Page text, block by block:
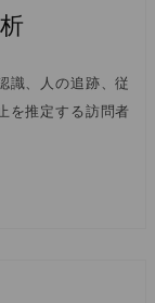
識、人の追跡、従
を推定する訪問者